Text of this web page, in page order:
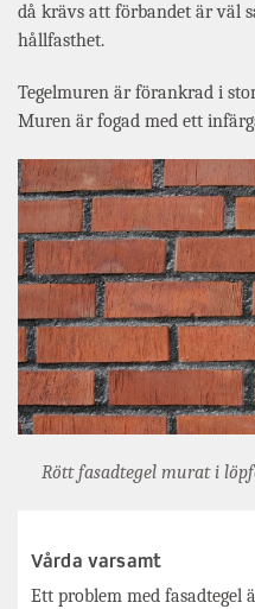
då krävs att förbandet är väl
hållfasthet.
Tegelmuren är förankrad i
Muren är fogad med ett
Rött fasadtegel murat i
Vårda varsamt
Ett problem med